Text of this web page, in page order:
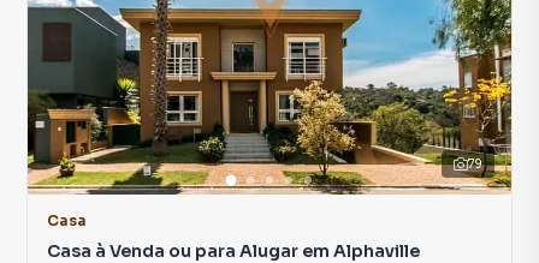
79
Casa
Casa à Venda ou para Alugar em Alphaville